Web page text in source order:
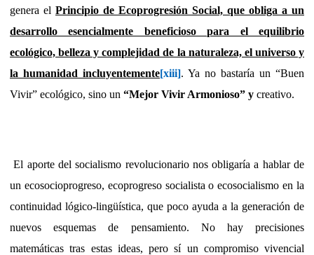
genera el Principio de Ecoprogresión Social, que obliga a un
desarrollo esencialmente beneficioso para el equilibrio
ecológico, belleza y complejidad de la naturaleza, el universo y
la humanidad incluyentemente[xiii]. Ya no bastaría un “Buen
Vivir” ecológico, sino un “Mejor Vivir Armonioso” y creativo.
El aporte del socialismo revolucionario nos obligaría a hablar de
un ecosocioprogreso, ecoprogreso socialista o ecosocialismo en la
continuidad lógico-lingüística, que poco ayuda a la generación de
nuevos esquemas de pensamiento. No hay precisiones
matemáticas tras estas ideas, pero sí un compromiso vivencial